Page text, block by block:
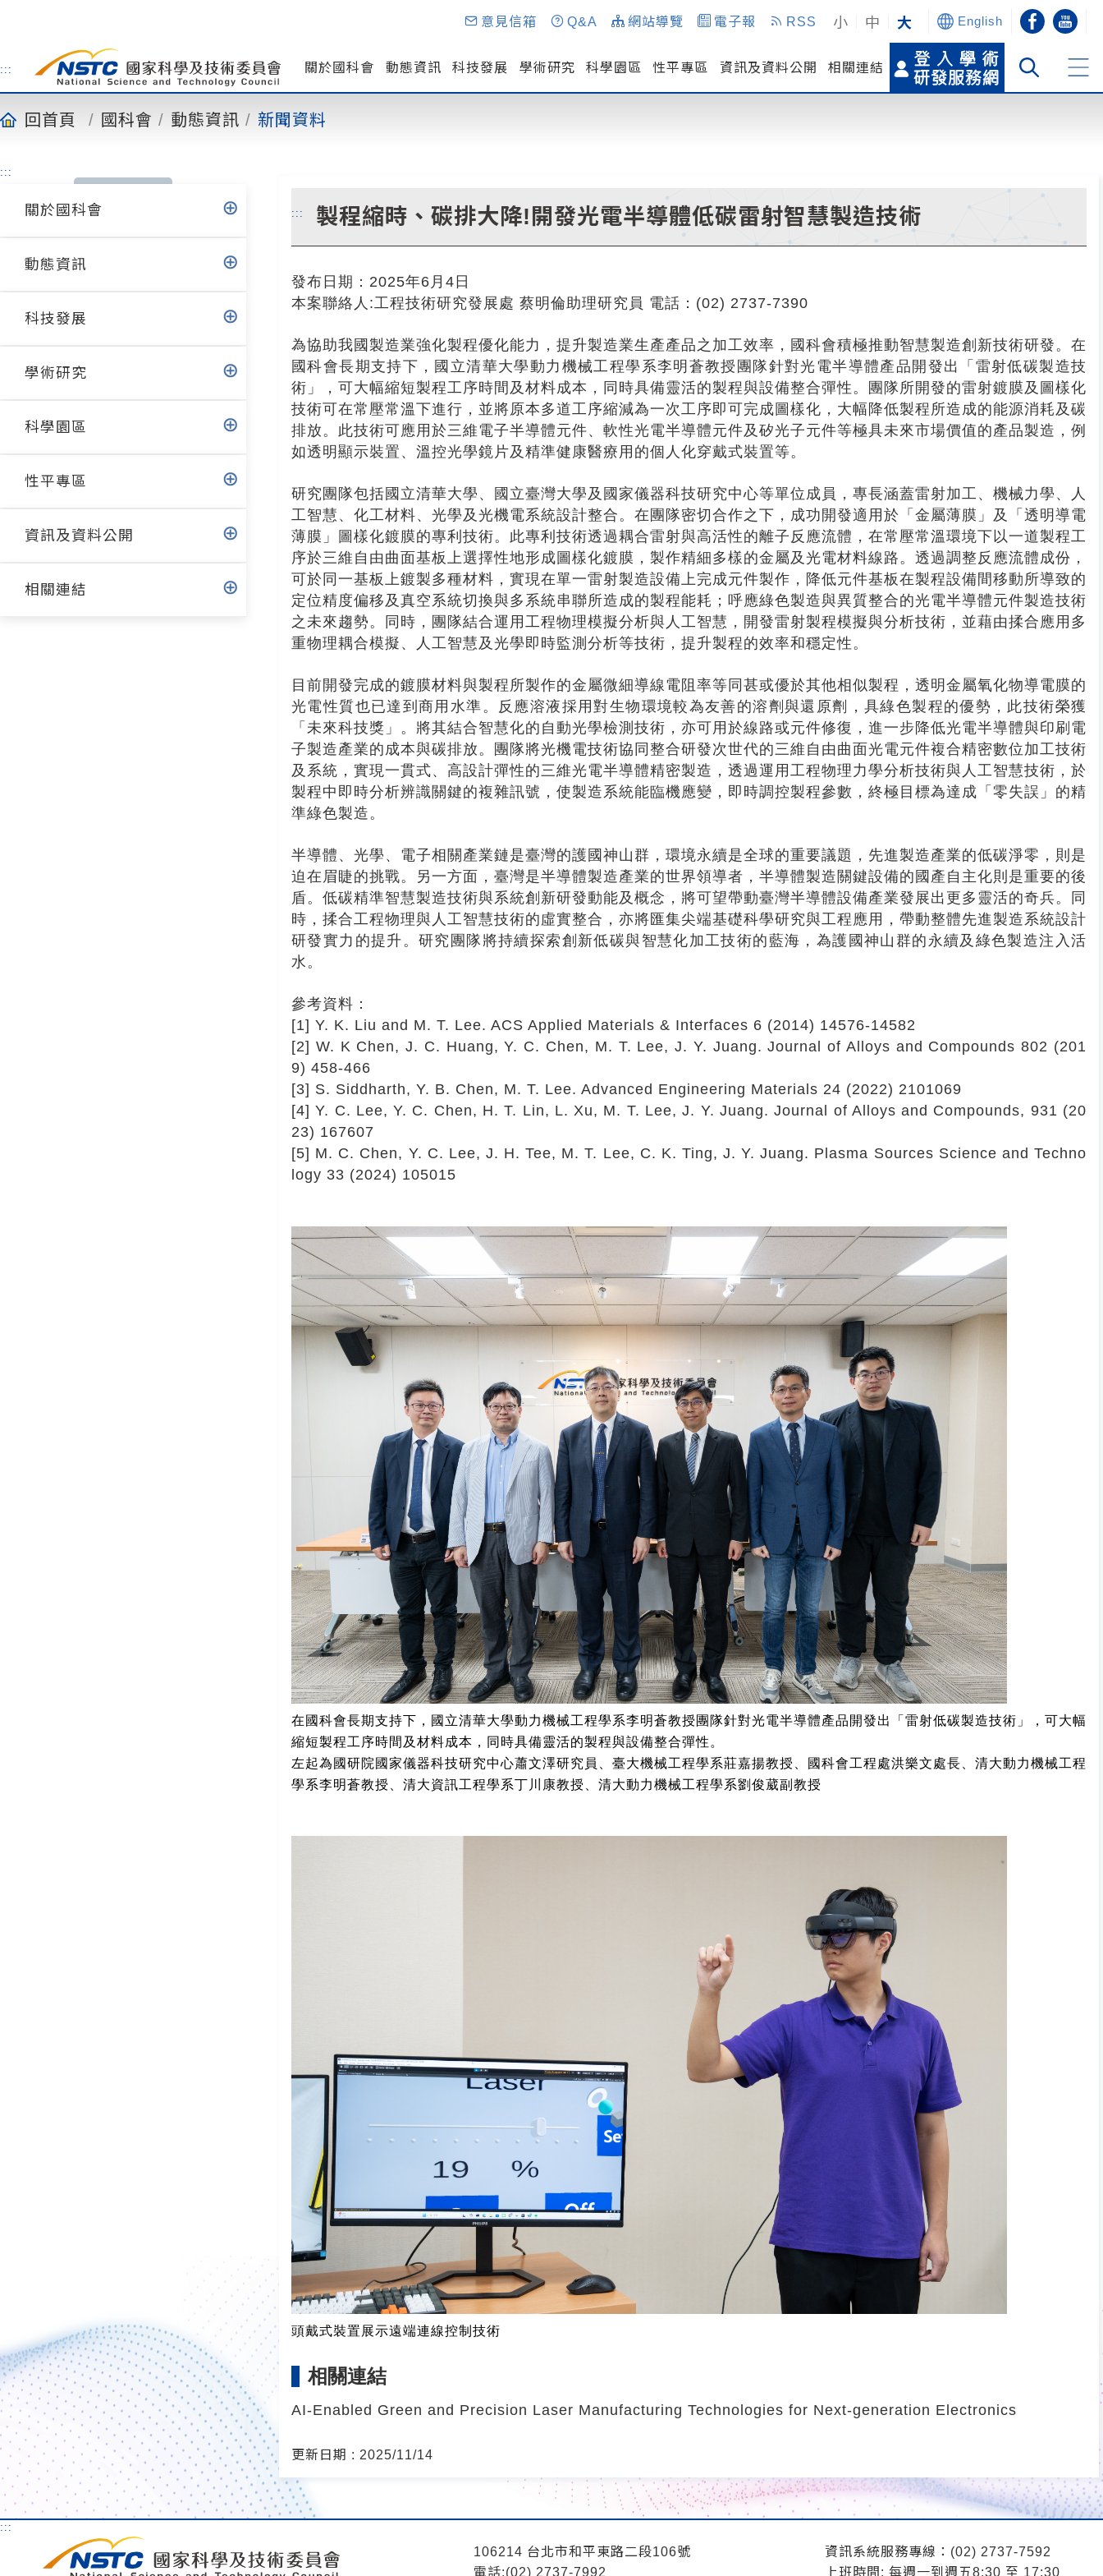
內
意見信箱 Q&A 網站導覽 電子報 RSS 小 中 大 English
::: 關於國科會 動態資訊 科技發展 學術研究 科學園區 性平專區 資訊及資料公開 相關連結
回首頁 國科會 動態資訊 新聞資料
:::
關於國科會
動態資訊
科技發展
學術研究
科學園區
性平專區
資訊及資料公開
相關連結
::: 製程縮時、碳排大降!開發光電半導體低碳雷射智慧製造技術
發布日期：2025年6月4日
本案聯絡人:工程技術研究發展處 蔡明倫助理研究員 電話：(02) 2737-7390
為協助我國製造業強化製程優化能力，提升製造業生產產品之加工效率，國科會積極推動智慧製造創新技術研發。在
國科會長期支持下，國立清華大學動力機械工程學系李明蒼教授團隊針對光電半導體產品開發出「雷射低碳製造技
術」，可大幅縮短製程工序時間及材料成本，同時具備靈活的製程與設備整合彈性。團隊所開發的雷射鍍膜及圖樣化
技術可在常壓常溫下進行，並將原本多道工序縮減為一次工序即可完成圖樣化，大幅降低製程所造成的能源消耗及碳
排放。此技術可應用於三維電子半導體元件、軟性光電半導體元件及矽光子元件等極具未來市場價值的產品製造，例
如透明顯示裝置、溫控光學鏡片及精準健康醫療用的個人化穿戴式裝置等。
研究團隊包括國立清華大學、國立臺灣大學及國家儀器科技研究中心等單位成員，專長涵蓋雷射加工、機械力學、人
工智慧、化工材料、光學及光機電系統設計整合。在團隊密切合作之下，成功開發適用於「金屬薄膜」及「透明導電
薄膜」圖樣化鍍膜的專利技術。此專利技術透過耦合雷射與高活性的離子反應流體，在常壓常溫環境下以一道製程工
序於三維自由曲面基板上選擇性地形成圖樣化鍍膜，製作精細多樣的金屬及光電材料線路。透過調整反應流體成份，
可於同一基板上鍍製多種材料，實現在單一雷射製造設備上完成元件製作，降低元件基板在製程設備間移動所導致的
定位精度偏移及真空系統切換與多系統串聯所造成的製程能耗；呼應綠色製造與異質整合的光電半導體元件製造技術
之未來趨勢。同時，團隊結合運用工程物理模擬分析與人工智慧，開發雷射製程模擬與分析技術，並藉由揉合應用多
重物理耦合模擬、人工智慧及光學即時監測分析等技術，提升製程的效率和穩定性。
目前開發完成的鍍膜材料與製程所製作的金屬微細導線電阻率等同甚或優於其他相似製程，透明金屬氧化物導電膜的
光電性質也已達到商用水準。反應溶液採用對生物環境較為友善的溶劑與還原劑，具綠色製程的優勢，此技術榮獲
「未來科技獎」。將其結合智慧化的自動光學檢測技術，亦可用於線路或元件修復，進一步降低光電半導體與印刷電
子製造產業的成本與碳排放。團隊將光機電技術協同整合研發次世代的三維自由曲面光電元件複合精密數位加工技術
及系統，實現一貫式、高設計彈性的三維光電半導體精密製造，透過運用工程物理力學分析技術與人工智慧技術，於
製程中即時分析辨識關鍵的複雜訊號，使製造系統能臨機應變，即時調控製程參數，終極目標為達成「零失誤」的精
準綠色製造。
半導體、光學、電子相關產業鏈是臺灣的護國神山群，環境永續是全球的重要議題，先進製造產業的低碳淨零，則是
迫在眉睫的挑戰。另一方面，臺灣是半導體製造產業的世界領導者，半導體製造關鍵設備的國產自主化則是重要的後
盾。低碳精準智慧製造技術與系統創新研發動能及概念，將可望帶動臺灣半導體設備產業發展出更多靈活的奇兵。同
時，揉合工程物理與人工智慧技術的虛實整合，亦將匯集尖端基礎科學研究與工程應用，帶動整體先進製造系統設計
研發實力的提升。研究團隊將持續探索創新低碳與智慧化加工技術的藍海，為護國神山群的永續及綠色製造注入活
水。
參考資料：
[1] Y. K. Liu and M. T. Lee. ACS Applied Materials & Interfaces 6 (2014) 14576-14582
[2] W. K Chen, J. C. Huang, Y. C. Chen, M. T. Lee, J. Y. Juang. Journal of Alloys and Compounds 802 (201
9) 458-466
[3] S. Siddharth, Y. B. Chen, M. T. Lee. Advanced Engineering Materials 24 (2022) 2101069
[4] Y. C. Lee, Y. C. Chen, H. T. Lin, L. Xu, M. T. Lee, J. Y. Juang. Journal of Alloys and Compounds, 931 (20
23) 167607
[5] M. C. Chen, Y. C. Lee, J. H. Tee, M. T. Lee, C. K. Ting, J. Y. Juang. Plasma Sources Science and Techno
logy 33 (2024) 105015
在國科會長期支持下，國立清華大學動力機械工程學系李明蒼教授團隊針對光電半導體產品開發出「雷射低碳製造技術」，可大幅
縮短製程工序時間及材料成本，同時具備靈活的製程與設備整合彈性。
左起為國研院國家儀器科技研究中心蕭文澤研究員、臺大機械工程學系莊嘉揚教授、國科會工程處洪樂文處長、清大動力機械工程
學系李明蒼教授、清大資訊工程學系丁川康教授、清大動力機械工程學系劉俊葳副教授
頭戴式裝置展示遠端連線控制技術
相關連結
AI-Enabled Green and Precision Laser Manufacturing Technologies for Next-generation Electronics
更新日期 : 2025/11/14
:::
106214 台北市和平東路二段106號
電話:(02) 2737-7992
資訊系統服務專線：(02) 2737-7592
上班時間: 每週一到週五8:30 至 17:30